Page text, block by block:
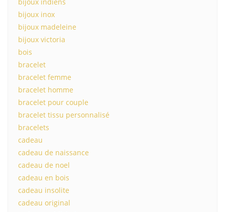
bijoux inox
bijoux madeleine
bijoux victoria
bois
bracelet
bracelet femme
bracelet homme
bracelet pour couple
bracelet tissu personnalisé
bracelets
cadeau
cadeau de naissance
cadeau de noel
cadeau en bois
cadeau insolite
cadeau original